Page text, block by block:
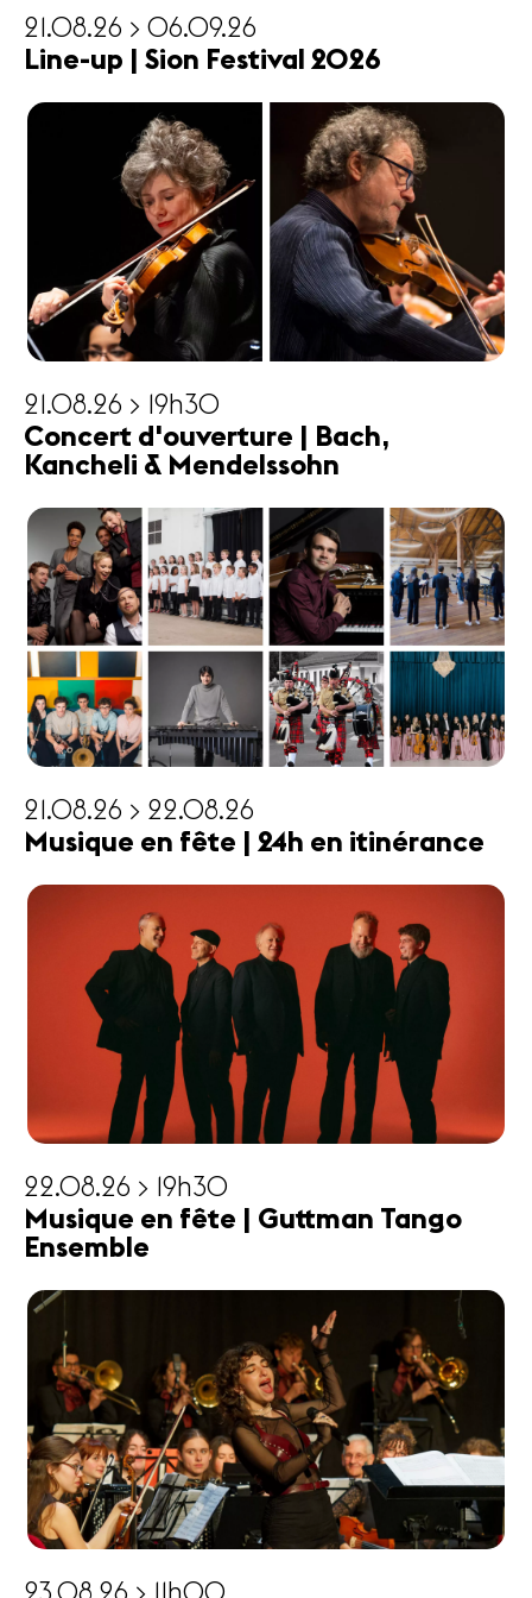
21.08.26 > 06.09.26
Line-up | Sion Festival 2026
21.08.26 > 19h30
Concert d'ouverture | Bach,
Kancheli & Mendelssohn
21.08.26 > 22.08.26
Musique en fête | 24h en itinérance
22.08.26 > 19h30
Musique en fête | Guttman Tango
Ensemble